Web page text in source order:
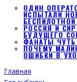
ОДИН
ИСПЫТАЛИ
РОССИЯ И
БУДУЩЕГО
ФАНАТЫ
ПОЧЕМУ
ОШИБКИ В
Главная